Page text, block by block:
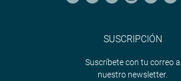
SUSCRIPCIÓN
Suscríbete con tu correo a
nuestro newsletter.